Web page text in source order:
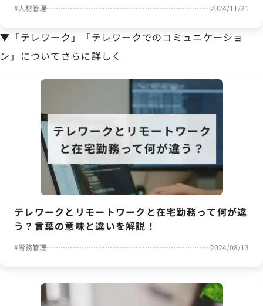
#人材管理 2024/11/21
▼「テレワーク」「テレワークでのコミュニケーショ
ン」についてさらに詳しく
テレワークとリモートワークと在宅勤務って何が違
う？言葉の意味と違いを解説！
#労務管理 2024/08/13